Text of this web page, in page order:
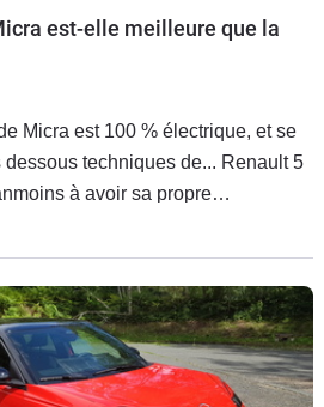
est-elle meilleure que la
Micra est 100 % électrique, et se
techniques de... Renault 5
à avoir sa propre
Française ? C'est ce que cet essai